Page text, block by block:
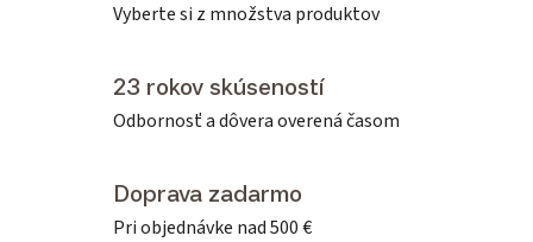
Vyberte si z množstva produktov
23 rokov skúseností
Odbornosť a dôvera overená časom
Doprava zadarmo
Pri objednávke nad 500 €